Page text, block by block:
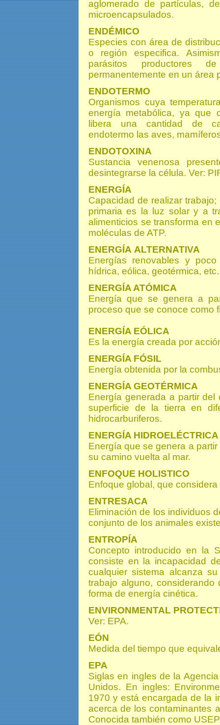
aglomerado de partículas,
microencapsulados.
ENDÉMICO
Especies con área de
o región especifica.
parásitos productores
permanentemente en un área
ENDOTERMO
Organismos cuya
energía metabólica, ya que
libera una cantidad de
endotermo las aves,
ENDOTOXINA
Sustancia venenosa
desintegrarse la célula. Ver:
ENERGÍA
Capacidad de realizar
primaria es la luz solar y a
alimenticios se transforma en
moléculas de ATP.
ENERGÍA ALTERNATIVA
Energías renovables y
hídrica, eólica, geotérmica, etc.
ENERGÍA ATÓMICA
Energía que se genera a
proceso que se conoce como
ENERGÍA EÓLICA
Es la energía creada por
ENERGÍA FÓSIL
Energía obtenida por la
ENERGÍA GEOTÉRMICA
Energía generada a partir
superficie de la tierra en
hidrocarburiferos.
ENERGÍA HIDROELÉCTRICA
Energía que se genera a
su camino vuelta al mar.
ENFOQUE HOLISTICO
Enfoque global, que considera
ENTRESACA
Eliminación de los individuos
conjunto de los animales
ENTROPÍA
Concepto introducido en la
consiste en la incapacidad
cualquier sistema alcanza
trabajo alguno,
forma de energía cinética.
ENVIRONMENTAL
Ver: EPA.
EÓN
Medida del tiempo que
EPA
Siglas en ingles de la
Unidos. En ingles:
1970 y está encargada de la
acerca de los contaminantes
Conocida también como